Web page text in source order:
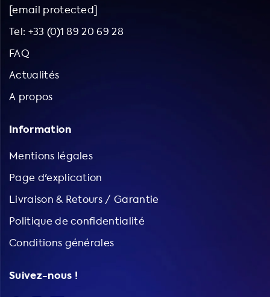
[email protected]
Tel: +33 (0)1 89 20 69 28
FAQ
Actualités
A propos
Information
Mentions légales
Page d'explication
Livraison & Retours / Garantie
Politique de confidentialité
Conditions générales
Suivez-nous !